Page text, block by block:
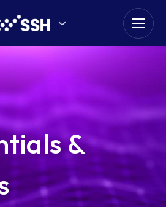
廣盛科技
SECURITY
&